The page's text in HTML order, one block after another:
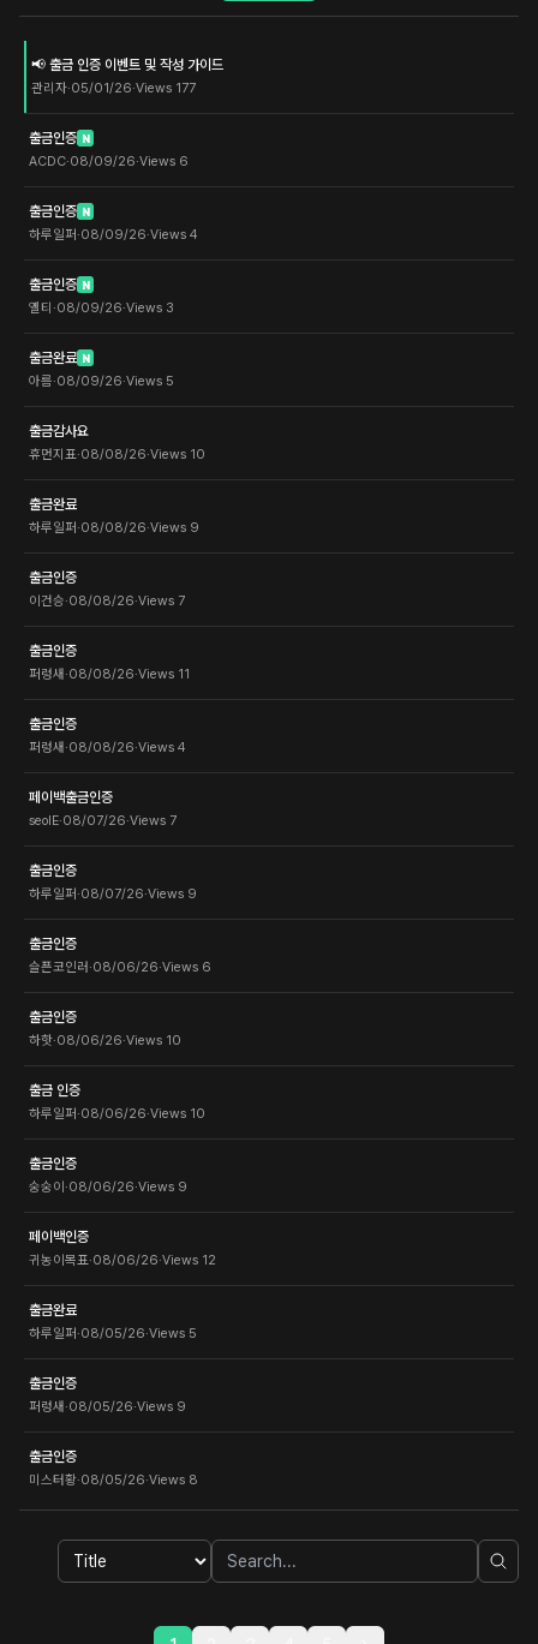
📢 출금 인증 이벤트 및 작성 가이드
관리자·05/01/26·Views 177
출금인증 N
ACDC·08/09/26·Views 6
출금인증 N
하루일퍼·08/09/26·Views 4
출금인증 N
옐티 ·08/09/26·Views 3
출금완료 N
아름·08/09/26·Views 5
출금감사요
휴먼지표·08/08/26·Views 10
출금완료
하루일퍼·08/08/26·Views 9
출금인증
이건승·08/08/26·Views 7
출금인증
퍼렁새 ·08/08/26·Views 11
출금인증
퍼렁새 ·08/08/26·Views 4
페이백출금인증
seolE·08/07/26·Views 7
출금인증
하루일퍼·08/07/26·Views 9
출금인증
슬픈코인러·08/06/26·Views 6
출금인증
하핫·08/06/26·Views 10
출금 인증
하루일퍼·08/06/26·Views 10
출금인증
숭숭이·08/06/26·Views 9
페이백인증
귀농이목표·08/06/26·Views 12
출금완료
하루일퍼·08/05/26·Views 5
출금인증
퍼렁새 ·08/05/26·Views 9
출금인증
미스터황·08/05/26·Views 8